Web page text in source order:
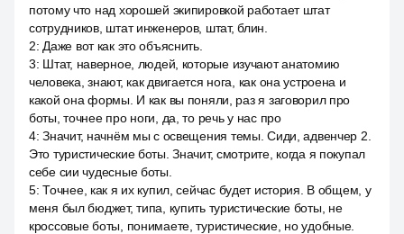
потому что над хорошей экипировкой работает штат
сотрудников, штат инженеров, штат, блин.
2: Даже вот как это объяснить.
3: Штат, наверное, людей, которые изучают анатомию
человека, знают, как двигается нога, как она устроена и
какой она формы. И как вы поняли, раз я заговорил про
боты, точнее про ноги, да, то речь у нас про
4:Значит, начнём мы с освещения темы. Сиди, адвенчер 2.
Это туристические боты. Значит, смотрите, когда я покупал
себе сии чудесные боты.
5:Точнее, как я их купил, сейчас будет история. В общем, у
меня был бюджет, типа, купить туристические боты, не
кроссовые боты, понимаете, туристические, но удобные.